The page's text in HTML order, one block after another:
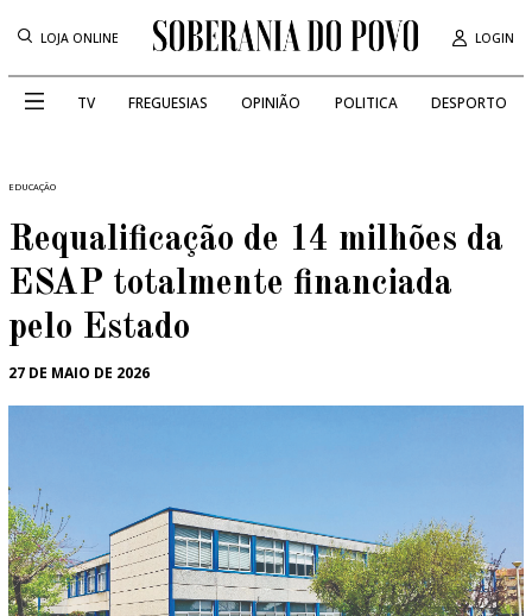
LOJA ONLINE LOGIN
TV FREGUESIAS OPINIÃO POLITICA DESPORTO
EDUCAÇÃO
Requalificação de 14 milhões da
ESAP totalmente financiada
pelo Estado
27 DE MAIO DE 2026